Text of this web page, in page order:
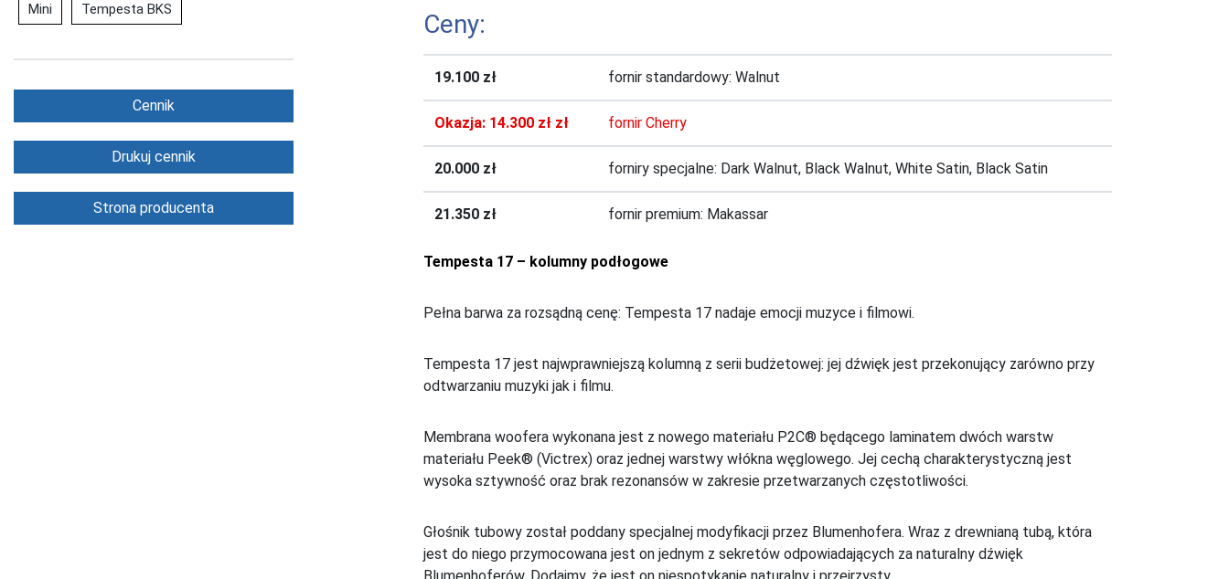
Mini Tempesta BKS
Cennik
Drukuj cennik
Strona producenta
Ceny:
19.100 zł fornir standardowy: Walnut
Okazja: 14.300 zł zł fornir Cherry
20.000 zł forniry specjalne: Dark Walnut, Black Walnut, White Satin, Black Satin
21.350 zł fornir premium: Makassar
Tempesta 17 – kolumny podłogowe
Pełna barwa za rozsądną cenę: Tempesta 17 nadaje emocji muzyce i filmowi.
Tempesta 17 jest najwprawniejszą kolumną z serii budżetowej: jej dźwięk jest przekonujący zarówno przy
odtwarzaniu muzyki jak i filmu.
Membrana woofera wykonana jest z nowego materiału P2C® będącego laminatem dwóch warstw
materiału Peek® (Victrex) oraz jednej warstwy włókna węglowego. Jej cechą charakterystyczną jest
wysoka sztywność oraz brak rezonansów w zakresie przetwarzanych częstotliwości.
Głośnik tubowy został poddany specjalnej modyfikacji przez Blumenhofera. Wraz z drewnianą tubą, która
jest do niego przymocowana jest on jednym z sekretów odpowiadających za naturalny dźwięk